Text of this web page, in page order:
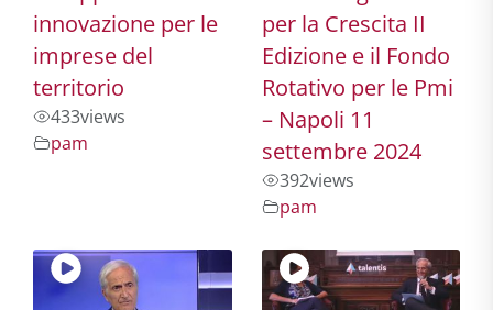
innovazione per le
imprese del
territorio
433views
pam
per la Crescita II
Edizione e il Fondo
Rotativo per le Pmi
– Napoli 11
settembre 2024
392views
pam